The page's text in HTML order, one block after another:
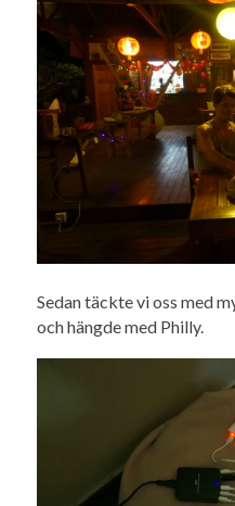
Sedan täckte vi oss med
och hängde med Philly.